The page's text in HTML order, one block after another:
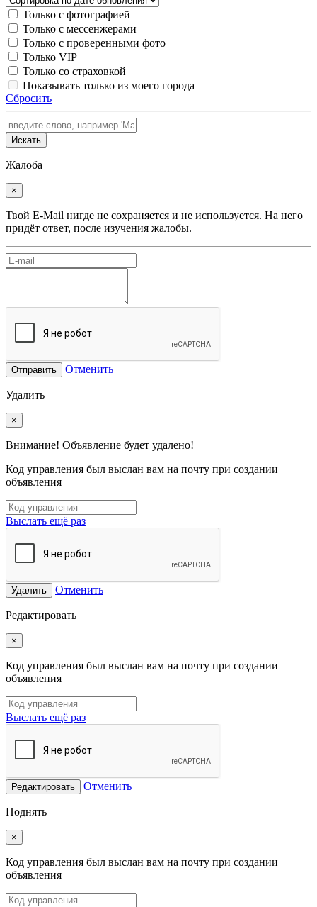
Только с фотографией
Только с мессенжерами
Только с проверенными фото
Только VIP
Только со страховкой
Показывать только из моего города
Сбросить
Искать
Жалоба
×
Твой E-Mail нигде не сохраняется и не используется. На него
придёт ответ, после изучения жалобы.
Отправить Отменить
Удалить
×
Внимание! Объявление будет удалено!
Код управления был выслан вам на почту при создании
объявления
Выслать ещё раз
Удалить Отменить
Редактировать
×
Код управления был выслан вам на почту при создании
объявления
Выслать ещё раз
Редактировать Отменить
Поднять
×
Код управления был выслан вам на почту при создании
объявления